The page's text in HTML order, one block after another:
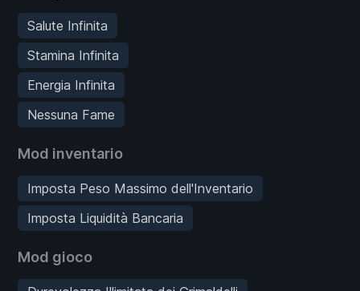
Salute Infinita
Stamina Infinita
Energia Infinita
Nessuna Fame
Mod inventario
Imposta Peso Massimo dell'Inventario
Imposta Liquidità Bancaria
Mod gioco